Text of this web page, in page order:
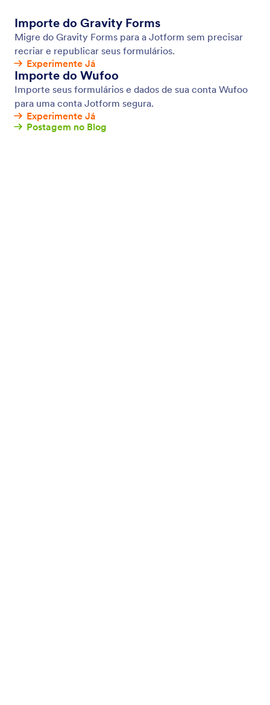
um formulário para upload de arquivos sem escrever
nenhuma linha de código e colete imagens de
usuários a partir de qualquer dispositivo.